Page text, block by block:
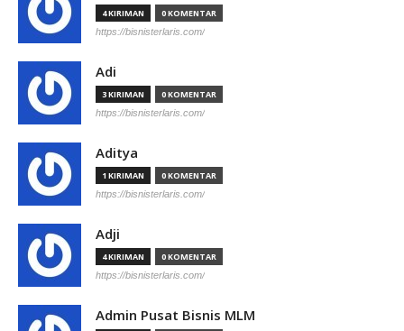
4 KIRIMAN 0 KOMENTAR
https://bisnisterlaris.com/
Adi
3 KIRIMAN 0 KOMENTAR
https://bisnisterlaris.com/
Aditya
1 KIRIMAN 0 KOMENTAR
https://bisnisterlaris.com/
Adji
4 KIRIMAN 0 KOMENTAR
https://bisnisterlaris.com/
Admin Pusat Bisnis MLM